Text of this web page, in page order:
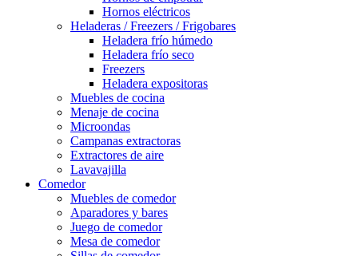
Hornos eléctricos
Heladeras / Freezers / Frigobares
Heladera frío húmedo
Heladera frío seco
Freezers
Heladera expositoras
Muebles de cocina
Menaje de cocina
Microondas
Campanas extractoras
Extractores de aire
Lavavajilla
Comedor
Muebles de comedor
Aparadores y bares
Juego de comedor
Mesa de comedor